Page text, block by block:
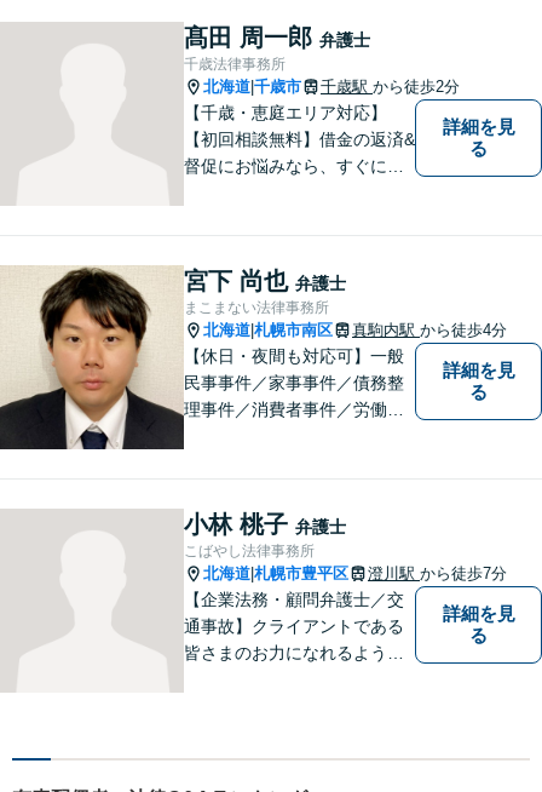
髙田 周一郎 弁護士
千歳法律事務所
北海道 千歳市 千歳駅 から徒歩2分
【千歳・恵庭エリア対応】
【初回相談無料】借金の返済&
督促にお悩みなら、すぐにご
産の解決実績多数！【千歳駅
徒歩２分】【分割払い可】
詳細を見
る
宮下 尚也 弁護士
まこまない法律事務所
北海道 札幌市南区 真駒内駅 から徒歩4分
【休日・夜間も対応可】一般
民事事件／家事事件／債務整
理事件／消費者事件／労働事
を抱え込まず、まずは一度ご
相談ください！
詳細を見
る
小林 桃子 弁護士
こばやし法律事務所
北海道 札幌市豊平区 澄川駅 から徒歩7分
【企業法務・顧問弁護士／交
通事故】クライアントである
皆さまのお力になれるよう全
詳細を見
る